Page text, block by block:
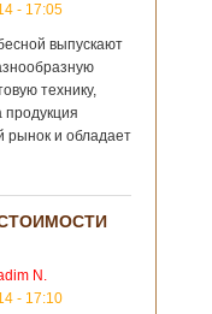
- 17:05
выпускают
технику,
продукция
рынок и обладает
N.
- 17:10